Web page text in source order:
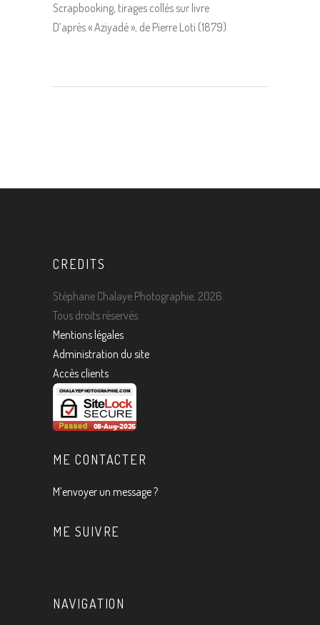
Scrapbooking, tirages collés sur livre
D’après « Aziyadé », de Pierre Loti (1879)
CREDITS
Stéphane Chalaye Photographie, 2026.
Tous droits réservés.
Mentions légales
Administration du site
Accès clients
ME CONTACTER
M’envoyer un message ?
ME SUIVRE
NAVIGATION